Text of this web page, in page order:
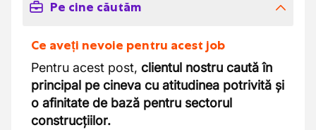
Pe cine căutăm
Ce aveți nevoie pentru acest job
Pentru acest post, clientul nostru caută în
principal pe cineva cu atitudinea potrivită și
o afinitate de bază pentru sectorul
construcțiilor.